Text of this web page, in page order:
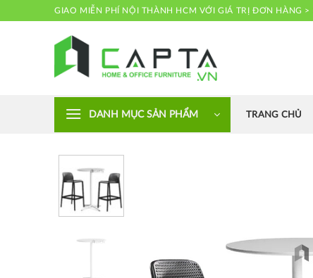
GIAO MIỄN PHÍ NỘI THÀNH HCM VỚI GIÁ TRỊ ĐƠN HÀNG >
DANH MỤC SẢN PHẨM TRANG CHỦ